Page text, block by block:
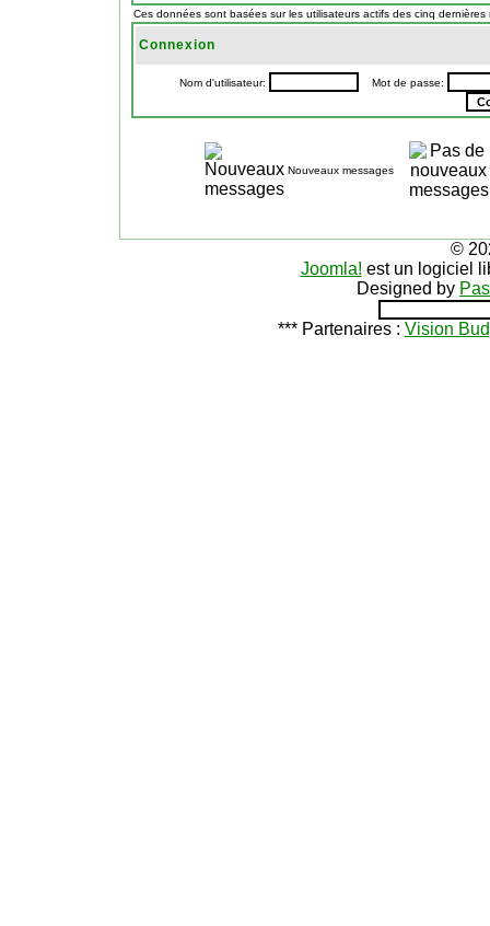
Ces données sont basées sur les utilisateurs actifs des cinq dernières
Connexion
Nom d'utilisateur: Mot de passe:
Nouveaux messages
©
Joomla! est un logiciel
Designed by
*** Partenaires : Vision